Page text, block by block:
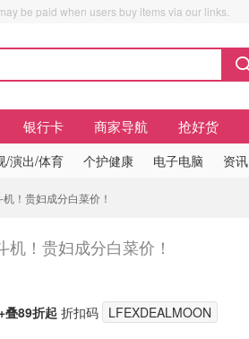
be paid when users buy items via our links.
银行卡 商家导航 抢好货
/演出/体育 个护健康 电子电脑 资讯
！贵妇成分白菜价！
！贵妇成分白菜价！
叠89折起 折扣码 LFEXDEALMOON